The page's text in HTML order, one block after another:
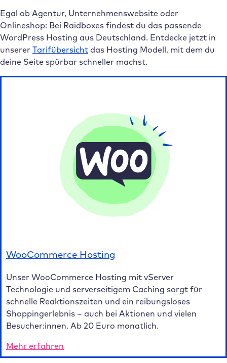
Egal ob Agentur, Unternehmenswebsite oder
Onlineshop: Bei Raidboxes findest du das passende
WordPress Hosting aus Deutschland. Entdecke jetzt in
unserer Tarifübersicht das Hosting Modell, mit dem du
deine Seite spürbar schneller machst.
High-Traffic WordPress
Mit unserem High-Traffic WordPress Hosting mit
vServer Technologie hält deine Website auch hoher
Auslastung stand. So ist deine Website immer
erreichbar und du verlierst keine Conversions mehr.
Ab 180 Euro monatlich.
Mehr erfahren